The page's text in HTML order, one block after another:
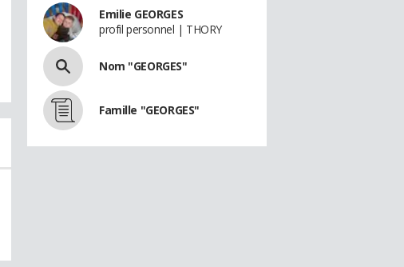
Emilie GEORGES
profil personnel | THORY
Nom "GEORGES"
Famille "GEORGES"